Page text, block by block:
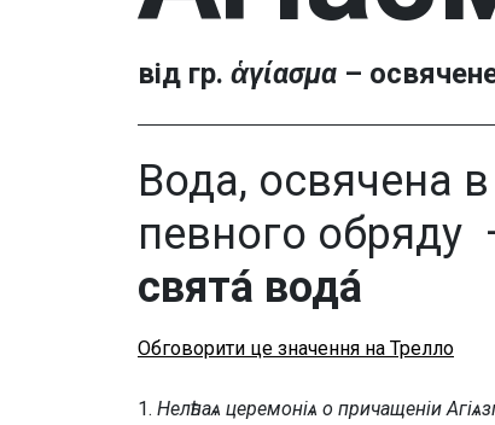
від гр. ἁγίασμα –
Вода, освячена в
певного обряду
свята́ вода́
Обговорити це значення на Трелло
1. Нелѣпаѧ церемоніѧ о причащеніи